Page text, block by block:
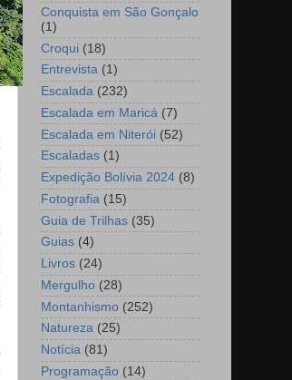
Conquista em São Gonçalo
(1)
Croqui (18)
Entrevista (1)
Escalada (232)
Escalada em Maricá (7)
Escalada em Niterói (52)
Escaladas (1)
Expedição Bolívia 2024 (8)
Fotografia (15)
Guia de Trilhas (35)
Guias (4)
Livros (24)
Mergulho (28)
Montanhismo (252)
Natureza (25)
Notícia (81)
Programação (14)